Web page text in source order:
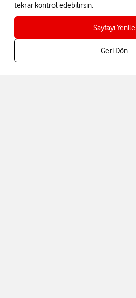
tekrar kontrol edebilirsin.
Sayfayı Yenile
Geri Dön